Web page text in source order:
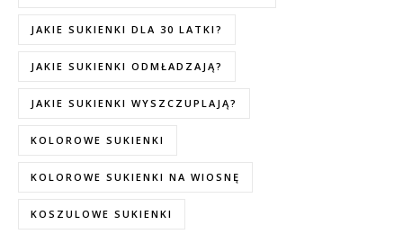
JAKIE SUKIENKI DLA 30 LATKI?
JAKIE SUKIENKI ODMŁADZAJĄ?
JAKIE SUKIENKI WYSZCZUPLAJĄ?
KOLOROWE SUKIENKI
KOLOROWE SUKIENKI NA WIOSNĘ
KOSZULOWE SUKIENKI